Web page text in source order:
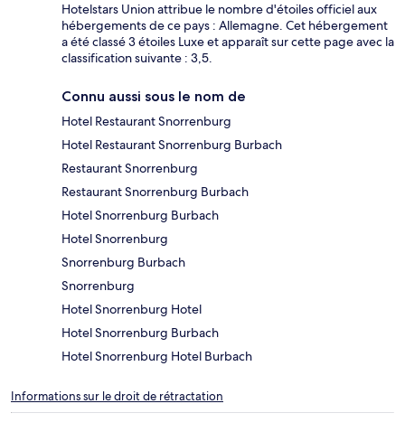
Hotelstars Union attribue le nombre d'étoiles officiel aux
hébergements de ce pays : Allemagne. Cet hébergement
a été classé 3 étoiles Luxe et apparaît sur cette page avec la
classification suivante : 3,5.
Connu aussi sous le nom de
Hotel Restaurant Snorrenburg
Hotel Restaurant Snorrenburg Burbach
Restaurant Snorrenburg
Restaurant Snorrenburg Burbach
Hotel Snorrenburg Burbach
Hotel Snorrenburg
Snorrenburg Burbach
Snorrenburg
Hotel Snorrenburg Hotel
Hotel Snorrenburg Burbach
Hotel Snorrenburg Hotel Burbach
Informations sur le droit de rétractation